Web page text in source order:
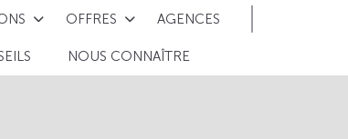
OFFRES AGENCES
NOUS CONNAÎTRE